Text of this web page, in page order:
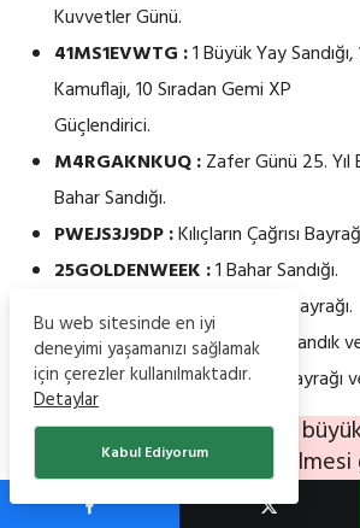
Kuvvetler Günü.
41MS1EVWTG :1 Büyük Yay
Kamuflajı, 10 Sıradan Gemi XP
Güçlendirici.
M4RGAKNKUQ :Zafer Günü 25. Yıl
Bahar Sandığı.
PWEJS3J9DP :Kılıçların Çağrısı
25GOLDENWEEK :1 Bahar Sandığı.
Uzay Günü Bayrağı.
LWRF88TJ7N :Bahar Büyük Sandık
QSGLALPKPI :İşçi Bayramı Bayrağı
Not :Yukardaki tüm kodlar
harflere duyarlıdır dikat
kopyala yapıştır. Tüm kodlar
Bu web sitesinde en iyi
deneyimi yaşamanızı sağlamak
için çerezler kullanılmaktadır.
Detaylar
Kabul Ediyorum